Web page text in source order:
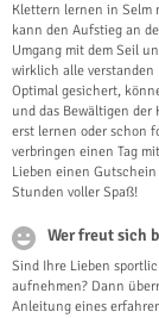
Klettern lernen in Selm
kann den Aufstieg an
Umgang mit dem Seil
wirklich alle verstanden
Optimal gesichert,
und das Bewältigen der
erst lernen oder schon
verbringen einen Tag
Lieben einen
Stunden voller Spaß!
Wer freut sich
Sind Ihre Lieben
aufnehmen? Dann
Anleitung eines